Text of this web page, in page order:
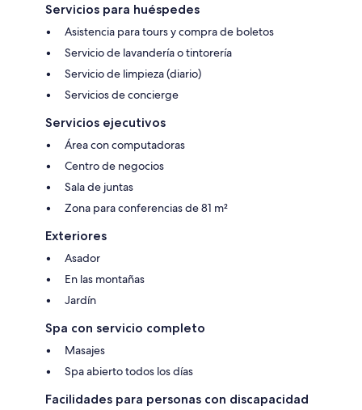
Servicios para huéspedes
Asistencia para tours y compra de boletos
Servicio de lavandería o tintorería
Servicio de limpieza (diario)
Servicios de concierge
Servicios ejecutivos
Área con computadoras
Centro de negocios
Sala de juntas
Zona para conferencias de 81 m²
Exteriores
Asador
En las montañas
Jardín
Spa con servicio completo
Masajes
Spa abierto todos los días
Facilidades para personas con discapacidad